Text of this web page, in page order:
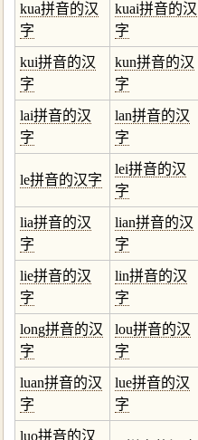
kua拼音的汉
字
kuai拼音的汉
字
kui拼音的汉
字
kun拼音的汉
字
lai拼音的汉
字
lan拼音的汉
字
le拼音的汉字
lei拼音的汉
字
lia拼音的汉
字
lian拼音的汉
字
lie拼音的汉
字
lin拼音的汉
字
long拼音的汉
字
lou拼音的汉
字
luan拼音的汉
字
lue拼音的汉
字
luo拼音的汉